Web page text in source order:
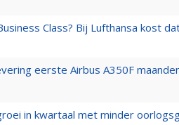
Class? Bij Lufthansa kost
eerste Airbus A350F
in kwartaal met minder